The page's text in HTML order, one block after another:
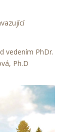
vedením PhDr.
Ph.D